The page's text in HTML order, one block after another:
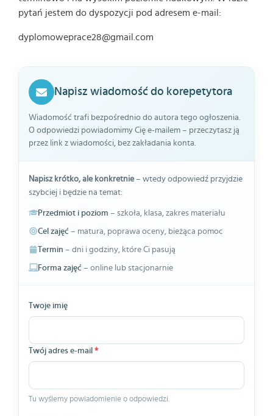
pytań jestem do dyspozycji pod adresem e-mail:
dyplomoweprace28@gmail.com
Napisz wiadomość do korepetytora
Wiadomość trafi bezpośrednio do autora tego ogłoszenia.
O odpowiedzi powiadomimy Cię e-mailem – przeczytasz ją
przez link z wiadomości, bez zakładania konta.
Napisz krótko, ale konkretnie– wtedy odpowiedź przyjdzie
szybciej i będzie na temat:
Przedmiot i poziom – szkoła, klasa, zakres materiału
Cel zajęć – matura, poprawa oceny, bieżąca pomoc
Termin – dni i godziny, które Ci pasują
Forma zajęć – online lub stacjonarnie
Twoje imię
Twój adres e-mail *
Tu wyślemy powiadomienie o odpowiedzi.